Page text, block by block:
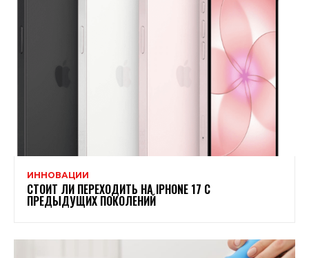
ИННОВАЦИИ
СТОИТ ЛИ ПЕРЕХОДИТЬ НА IPHONE 17 С
ПРЕДЫДУЩИХ ПОКОЛЕНИЙ